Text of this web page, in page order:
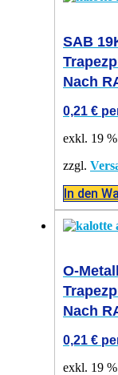
SAB
Nach
0,21 €
exkl. 19
zzgl.
In den
O-
Nach
0,21 €
exkl. 19